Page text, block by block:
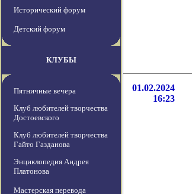
Исторический форум
Детский форум
КЛУБЫ
Пятничные вечера
Клуб любителей творчества
Достоевского
Клуб любителей творчества
Гайто Газданова
Энциклопедия Андрея
Платонова
Мастерская перевода
01.02.2024
16:23